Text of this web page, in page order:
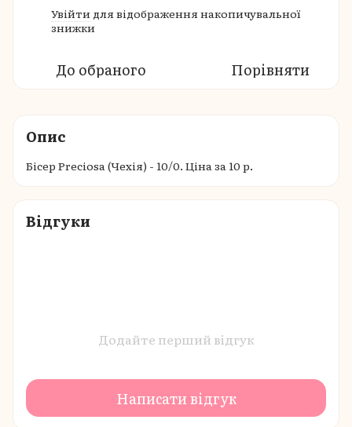
Увійти для відображення накопичувальної
знижки
До обраного Порівняти
Опис
Бісер Preciosa (Чехія) - 10/0. Ціна за 10 р.
Відгуки
Додайте перший відгук
Написати відгук